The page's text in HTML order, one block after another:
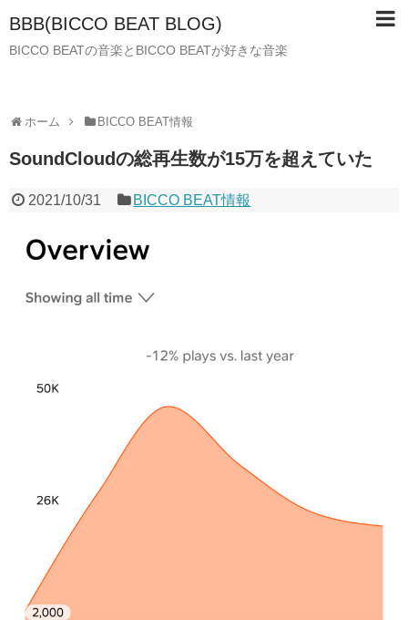
BBB(BICCO BEAT BLOG)
BICCO BEATの音楽とBICCO BEATが好きな音楽
ホーム BICCO BEAT情報
SoundCloudの総再生数が15万を超えていた
2021/10/31 BICCO BEAT情報